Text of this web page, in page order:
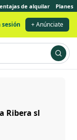
de alquilar Planes
+ Anúnciate
Ribera sl